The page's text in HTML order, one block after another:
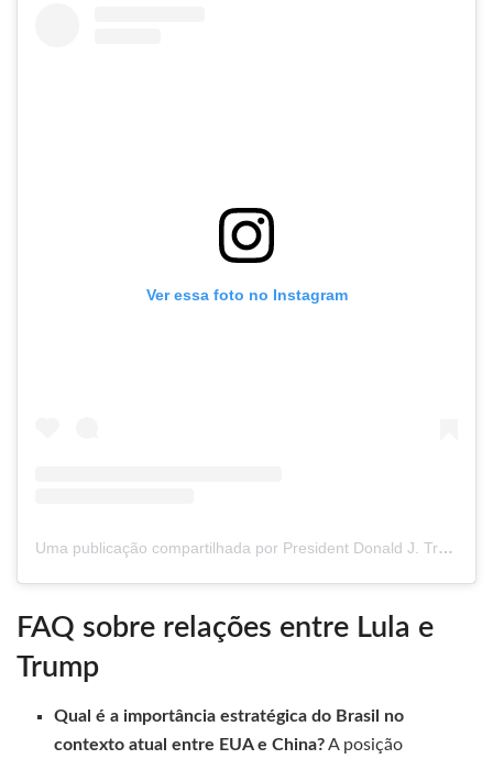
Ver essa foto no Instagram
Uma publicação compartilhada por President Donald J. Trump (@realdonaldtrump)
FAQ sobre relações entre Lula e
Trump
Qual é a importância estratégica do Brasil no
contexto atual entre EUA e China?A posição